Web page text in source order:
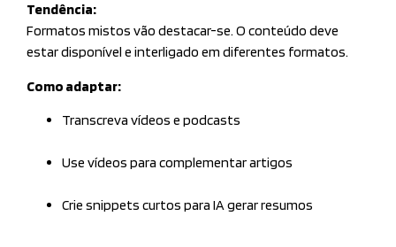
Tendência:
Formatos mistos vão destacar-se. O conteúdo deve
estar disponível e interligado em diferentes formatos.
Como adaptar:
Transcreva vídeos e podcasts
Use vídeos para complementar artigos
Crie snippets curtos para IA gerar resumos